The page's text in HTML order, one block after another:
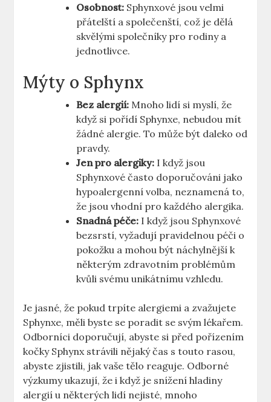
Osobnost: Sphynxové jsou velmi
přátelští a společenští, což je dělá
skvělými společníky pro rodiny a
jednotlivce.
Mýty o Sphynx
Bez alergií: Mnoho lidí si myslí, že
když si pořídí Sphynxe, nebudou mít
žádné alergie. To může být daleko od
pravdy.
Jen pro alergiky: I když jsou
Sphynxové často doporučováni jako
hypoalergenní volba, neznamená to,
že jsou vhodní pro každého alergika.
Snadná péče: I když jsou Sphynxové
bezsrstí, vyžadují pravidelnou péči o
pokožku a mohou být náchylnější k
některým zdravotním problémům
kvůli svému unikátnímu vzhledu.
Je jasné, že pokud trpíte alergiemi a zvažujete
Sphynxe, měli byste se poradit se svým lékařem.
Odborníci doporučují, abyste si před pořízením
kočky Sphynx strávili nějaký čas s touto rasou,
abyste zjistili, jak vaše tělo reaguje. Odborné
výzkumy ukazují, že i když je snížení hladiny
alergií u některých lidí nejisté, mnoho